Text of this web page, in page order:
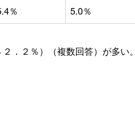
％ 5.0％
．２％）（複数回答）が多い。